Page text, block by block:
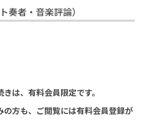
奏者・音楽評論）
は、有料会員限定です。
方も、ご閲覧には有料会員登録が